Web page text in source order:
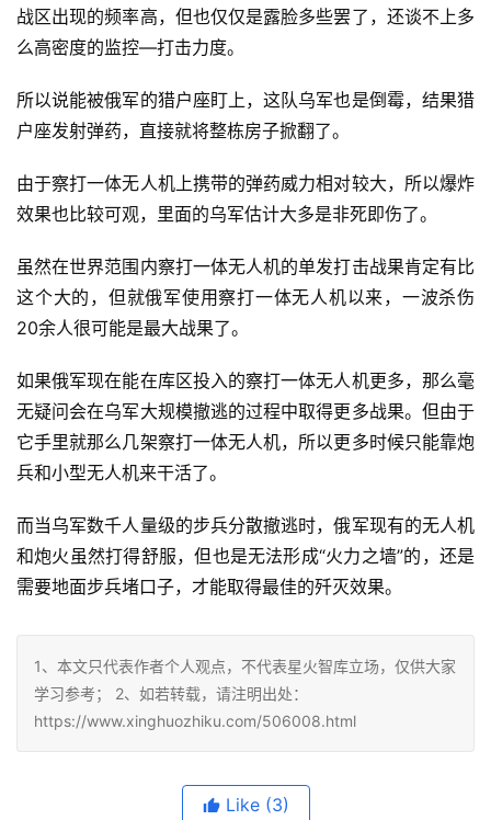
战区出现的频率高，但也仅仅是露脸多些罢了，还谈不上多
么高密度的监控—打击力度。
所以说能被俄军的猎户座盯上，这队乌军也是倒霉，结果猎
户座发射弹药，直接就将整栋房子掀翻了。
由于察打一体无人机上携带的弹药威力相对较大，所以爆炸
效果也比较可观，里面的乌军估计大多是非死即伤了。
虽然在世界范围内察打一体无人机的单发打击战果肯定有比
这个大的，但就俄军使用察打一体无人机以来，一波杀伤
20余人很可能是最大战果了。
如果俄军现在能在库区投入的察打一体无人机更多，那么毫
无疑问会在乌军大规模撤逃的过程中取得更多战果。但由于
它手里就那么几架察打一体无人机，所以更多时候只能靠炮
兵和小型无人机来干活了。
而当乌军数千人量级的步兵分散撤逃时，俄军现有的无人机
和炮火虽然打得舒服，但也是无法形成“火力之墙”的，还是
需要地面步兵堵口子，才能取得最佳的歼灭效果。
1、本文只代表作者个人观点，不代表星火智库立场，仅供大家
学习参考； 2、如若转载，请注明出处：
https://www.xinghuozhiku.com/506008.html
Like (3)